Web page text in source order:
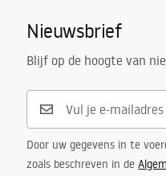
Nieuwsbrief
Blijf op de hoogte van
Door uw gegevens in te
zoals beschreven in de